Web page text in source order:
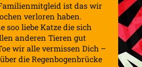
ist das wir
verloren haben.
soo liebe Katze die sich
anderen Tieren gut
wir alle vermissen Dich –
die Regenbogenbrücke